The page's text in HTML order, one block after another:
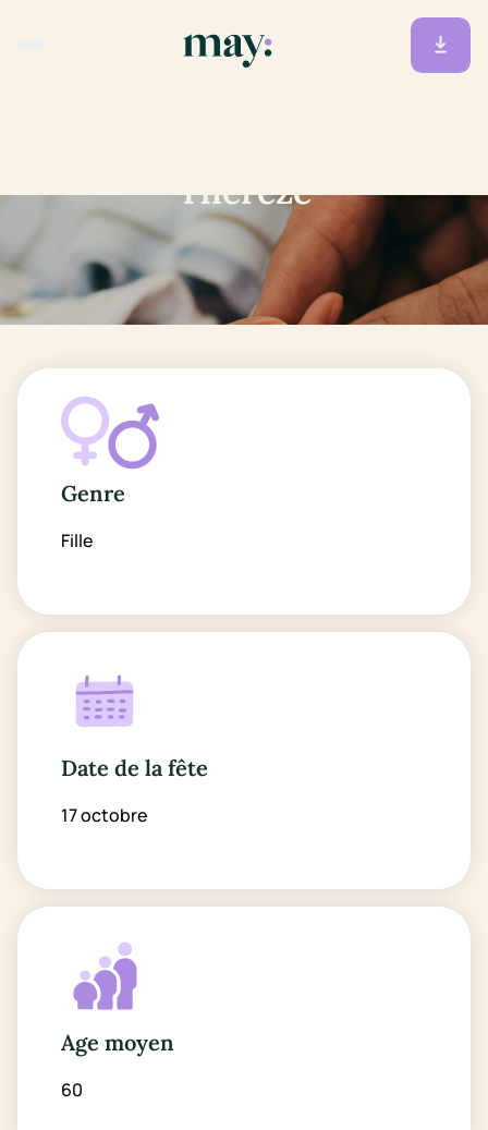
Thereze
Genre
Fille
Date de la fête
17 octobre
Age moyen
60